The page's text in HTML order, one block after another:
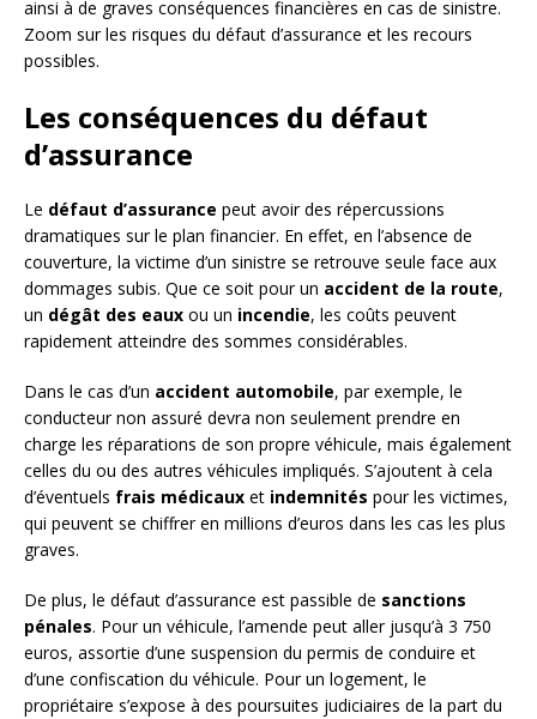
ainsi à de graves conséquences financières en cas de sinistre.
Zoom sur les risques du défaut d’assurance et les recours
possibles.
Les conséquences du défaut
d’assurance
Le défaut d’assurance peut avoir des répercussions
dramatiques sur le plan financier. En effet, en l’absence de
couverture, la victime d’un sinistre se retrouve seule face aux
dommages subis. Que ce soit pour un accident de la route,
un dégât des eaux ou un incendie, les coûts peuvent
rapidement atteindre des sommes considérables.
Dans le cas d’un accident automobile, par exemple, le
conducteur non assuré devra non seulement prendre en
charge les réparations de son propre véhicule, mais également
celles du ou des autres véhicules impliqués. S’ajoutent à cela
d’éventuels frais médicaux et indemnités pour les victimes,
qui peuvent se chiffrer en millions d’euros dans les cas les plus
graves.
De plus, le défaut d’assurance est passible de sanctions
pénales. Pour un véhicule, l’amende peut aller jusqu’à 3 750
euros, assortie d’une suspension du permis de conduire et
d’une confiscation du véhicule. Pour un logement, le
propriétaire s’expose à des poursuites judiciaires de la part du